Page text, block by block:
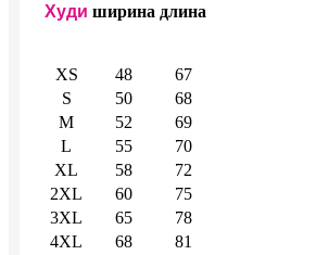
Худи ширина длина
XS 48
67
S
50
68
M
52
69
L
55
70
XL
58
72
2XL
60
75
3XL
65
78
4XL
68 81